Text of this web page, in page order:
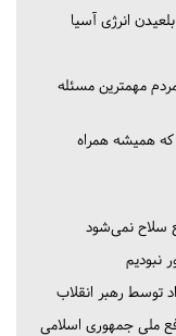
انرژی آسیا
مهمترین مسئله
همیشه همراه
سلاح نمی‌شود
نبودیم
توسط رهبر انقلاب
ملی جمهوری اسلامی